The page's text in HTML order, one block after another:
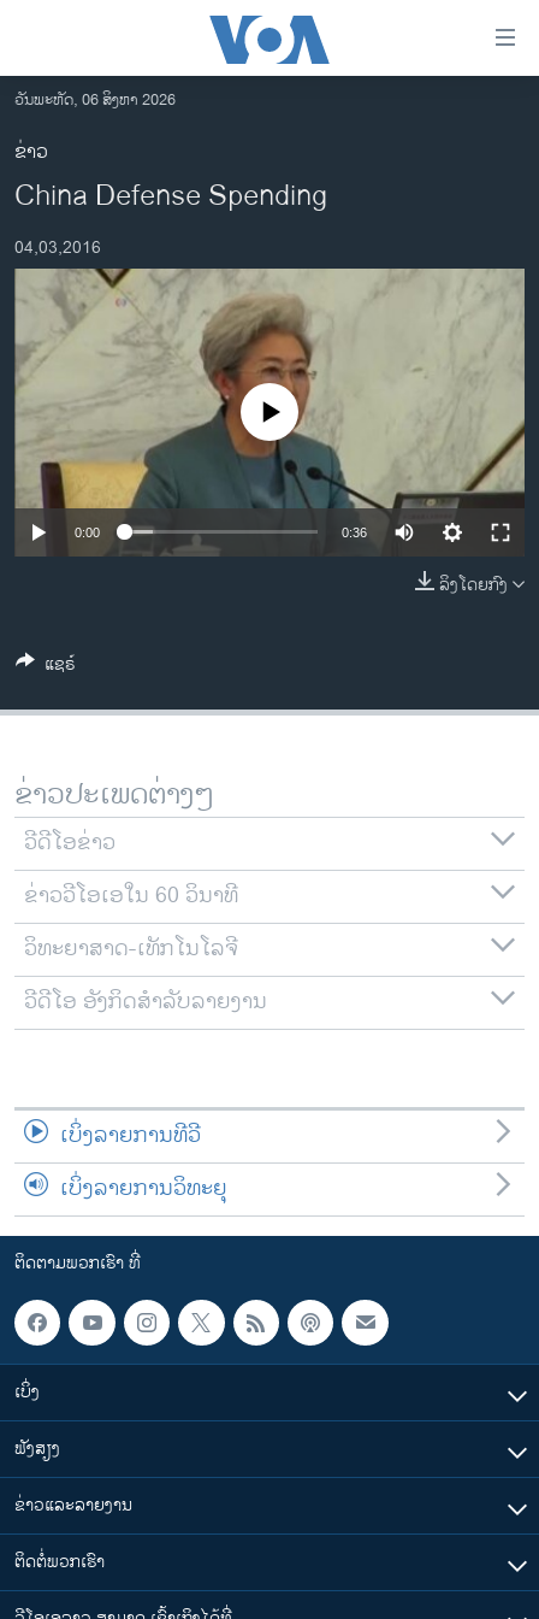
ເຂົ້າ
ຫາ
ຂ້າມ
ຂ້າມ
ໄປ
ຊອກ
ຄົ້ນ
ອາເມຣິກາ
ການເລືອກຕັ້ງ ປະທານາທີບໍດີ ສະຫະລັດ 2024
ຂ່າວ​ຈີນ
ໂລກ
ເອເຊຍ
ອິດສະຫຼະພາບດ້ານການຂ່າວ
ຊີວິດຊາວລາວ
ຊຸມຊົນຊາວລາວ
ວິທະຍາສາດ-ເທັກໂນໂລຈີ
ພາສາອັງກິດ
ລາຍການກະຈາຍສຽງ
ລາຍງານ
ຕິດຕາມພວກເຮົາ ທີ່
ພາສາຕ່າງໆ
ວັນພະຫັດ, 06 ສິງຫາ 2026
ຂ່າວ
China Defense Spending
04,03,2016
No media source currently available
0:00 0:36
ລິງໂດຍກົງ
ແຊຣ໌
ຂ່າວປະເພດຕ່າງໆ
ວີດີໂອຂ່າວ
ຂ່າວວີໂອເອໃນ 60 ວິນາທີ
ວິທະຍາສາດ-ເທັກໂນໂລຈີ
ວີດີໂອ ອັງກິດສຳລັບລາຍງານ
ເບິ່ງລາຍການທີວີ
ເບິ່ງລາຍການວິທະຍຸ
ຕິດຕາມພວກເຮົາ ທີ່
ເບິ່ງ
ຟັງສຽງ
ຂ່າວແລະລາຍງານ
ຕິດຕໍ່ພວກເຮົາ